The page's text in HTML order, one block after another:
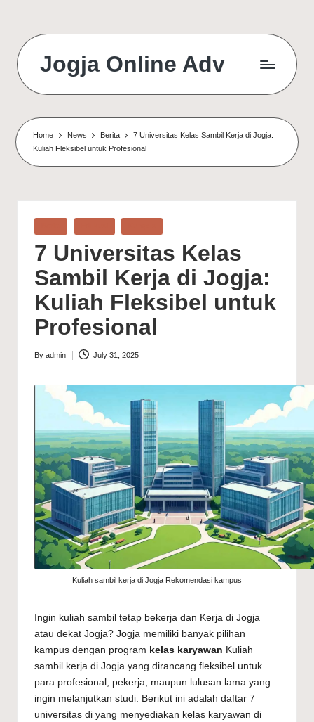
Jogja Online Adv
&
Digital
Connection
Agency
Home News Berita
7 Universitas Kelas Sambil Kerja di Jogja:
Kuliah Fleksibel untuk Profesional
in
7 Universitas Kelas
Sambil Kerja di Jogja:
Kuliah Fleksibel untuk
Profesional
Posted
By admin July 31, 2025
Kuliah sambil kerja di Jogja Rekomendasi kampus
Ingin kuliah sambil tetap bekerja dan Kerja di Jogja
atau dekat Jogja? Jogja memiliki banyak pilihan
kampus dengan program kelas karyawan Kuliah
sambil kerja di Jogja yang dirancang fleksibel untuk
para profesional, pekerja, maupun lulusan lama yang
ingin melanjutkan studi. Berikut ini adalah daftar 7
universitas di yang menyediakan kelas karyawan di